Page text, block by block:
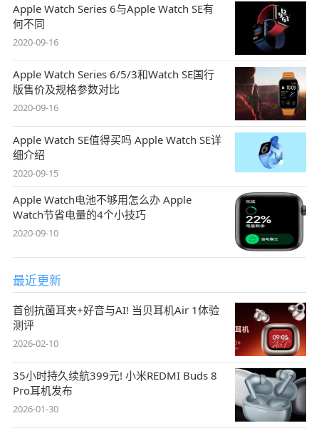
Apple Watch Series 6与Apple Watch SE有
何不同
2020-09-16
Apple Watch Series 6/5/3和Watch SE国行
版售价及规格参数对比
2020-09-16
Apple Watch SE值得买吗 Apple Watch SE详
细介绍
2020-09-15
Apple Watch电池不够用怎么办 Apple
Watch节省电量的4个小技巧
2020-09-10
最近更新
首创抗菌耳夹+好音与AI! 当贝耳机Air 1体验
测评
2026-02-10
35小时持久续航399元! 小米REDMI Buds 8
Pro耳机发布
2026-01-30